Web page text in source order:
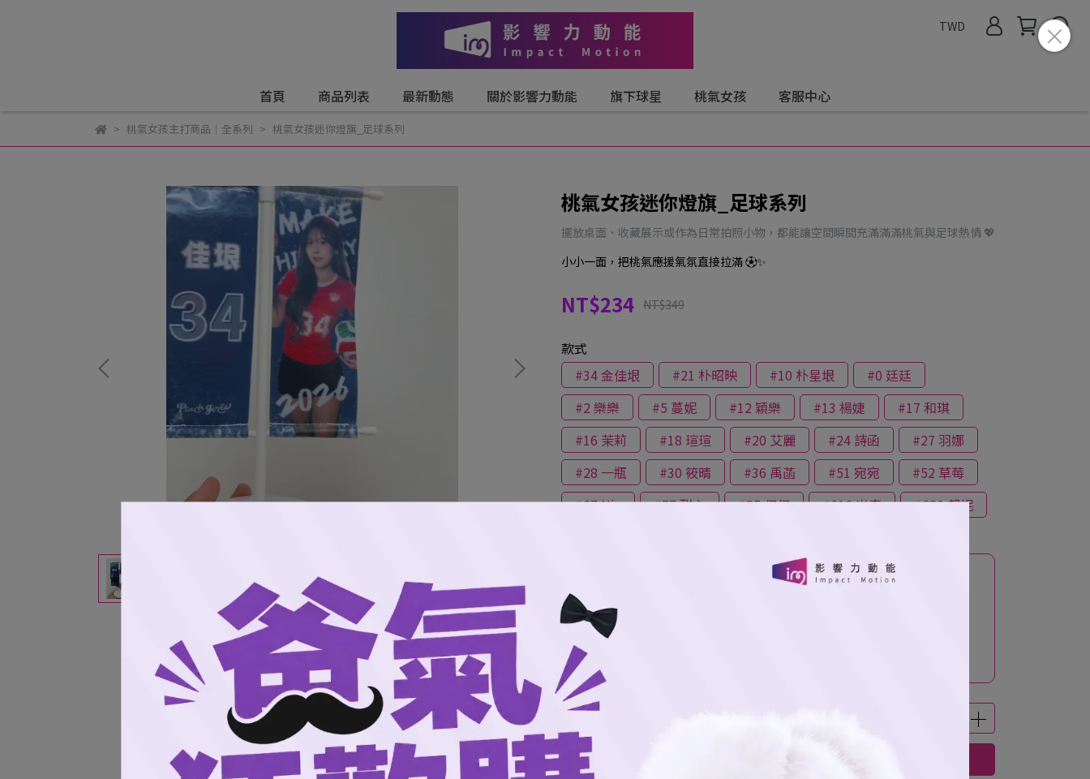
TWD
首頁 商品列表 最新動態 關於影響力動能 旗下球星 桃氣女孩 客服中心
桃氣女孩主打商品｜全系列 桃氣女孩迷你燈旗_足球系列
桃氣女孩迷你燈旗_足球系列
擺放桌面、收藏展示或作為日常拍照小物，都能讓空間瞬間充滿滿滿桃氣與足球熱情 💖
小小一面，把桃氣應援氣氛直接拉滿 ⚽✨
NT$234 NT$349
款式
#34 金佳垠
#21 朴昭映 #10 朴星垠
#0 廷廷
#2 樂樂
#5 蔓妮 #12 穎樂 #13 楊婕
#17 和琪
#16 茉莉
#18 瑄瑄 #20 艾麗 #24 詩函
#27 羽娜
#28 一瓶
#30 筱晴 #36 禹菡 #51 宛宛
#52 草莓
#67 Nia
#77 甜心 #85 仔仔 #616 米奇 #680 邦妮
航空/ 足球/OL系列9折
消費滿3999加購品
消費滿2999加購品
消費滿1999加購品